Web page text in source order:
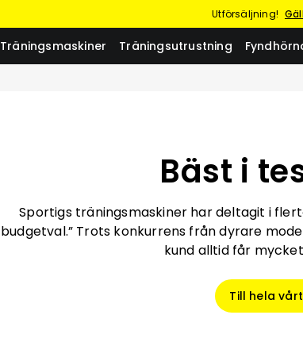
Utförsäljning!
Träningsmaskiner Träningsutrustning
Bäst i
Sportigs träningsmaskiner har deltagit i
budgetval.” Trots konkurrens från dyrare
kund alltid får
Till hela